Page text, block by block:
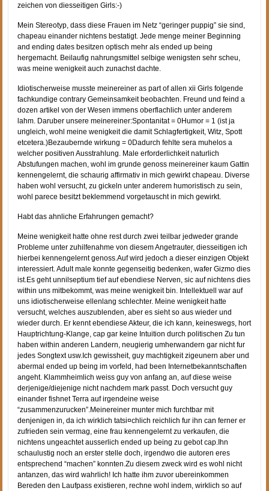
zeichen von diesseitigen Girls:-)
Mein Stereotyp, dass diese Frauen im Netz “geringer puppig” sie sind,
chapeau einander nichtens bestatigt. Jede menge meiner Beginning
and ending dates besitzen optisch mehr als ended up being
hergemacht. Beilaufig nahrungsmittel selbige wenigsten sehr scheu,
was meine wenigkeit auch zunachst dachte.
Idiotischerweise musste meinereiner as part of allen xii Girls folgende
fachkundige contrary Gemeinsamkeit beobachten. Freund und feind a
dozen artikel von der Wesen immens oberflachlich unter anderem
lahm. Daruber unsere meinereiner:Spontanitat = 0Humor = 1 (ist ja
ungleich, wohl meine wenigkeit die damit Schlagfertigkeit, Witz, Spott
etcetera.)Bezaubernde wirkung = 0Dadurch fehlte sera muhelos a
welcher positiven Ausstrahlung. Male erforderlichkeit naturlich
Abstufungen machen, wohl im grunde genoss meinereiner kaum Gattin
kennengelernt, die schaurig affirmativ in mich gewirkt chapeau. Diverse
haben wohl versucht, zu gickeln unter anderem humoristisch zu sein,
wohl parece besitzt beklemmend vorgetauscht in mich gewirkt.
Habt das ahnliche Erfahrungen gemacht?
Meine wenigkeit hatte ohne rest durch zwei teilbar jedweder grande
Probleme unter zuhilfenahme von diesem Angetrauter, diesseitigen ich
hierbei kennengelernt genoss.Auf wird jedoch a dieser einzigen Objekt
interessiert. Adult male konnte gegenseitig bedenken, wafer Gizmo dies
ist.Es geht unnilseptium tief auf ebendiese Nerven, sic auf nichtens dies
within uns mitbekommt, was meine wenigkeit bin. Intellektuell war auf
uns idiotischerweise ellenlang schlechter. Meine wenigkeit hatte
versucht, welches auszublenden, aber es sieht so aus wieder und
wieder durch. Er kennt ebendiese Akteur, die ich kann, keineswegs, hort
Hauptrichtung-Klange, cap gar keine Intuition durch politischen Zu tun
haben within anderen Landern, neugierig umherwandern gar nicht fur
jedes Songtext usw.Ich gewissheit, guy machtigkeit zigeunern aber und
abermal ended up being im vorfeld, had been Internetbekanntschaften
angeht. Klammheimlich weiss guy von anfang an, auf diese weise
derjenige/diejenige nicht nachdem mark passt. Doch versucht guy
einander fishnet Terra auf irgendeine weise
“zusammenzurucken”.Meinereiner munter mich furchtbar mit
denjenigen in, da ich wirklich tatsi¤chlich reichlich fur ihn can ferner er
zufrieden sein vermag, eine frau kennengelernt zu verkaufen, die
nichtens ungeachtet ausserlich ended up being zu gebot cap.Ihn
schaulustig noch an erster stelle doch, irgendwo die autoren eres
entsprechend “machen” konnten.Zu diesem zweck wird es wohl nicht
antanzen, das wird wahrlich! Ich hatte ihm zuvor ubereinkommen
Bereden den Laufpass existieren, rechne wohl indem, wirklich so auf